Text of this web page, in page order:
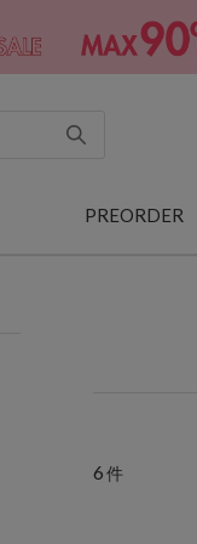
PREORDER
6件